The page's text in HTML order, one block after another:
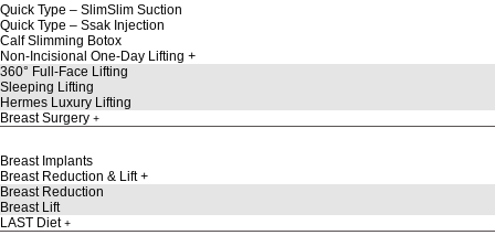
Quick Type – SlimSlim Suction
Quick Type – Ssak Injection
Calf Slimming Botox
Non-Incisional One-Day Lifting
360° Full-Face Lifting
Sleeping Lifting
Hermes Luxury Lifting
Breast Surgery
Breast Implants
Breast Reduction & Lift
Breast Reduction
Breast Lift
LAST Diet